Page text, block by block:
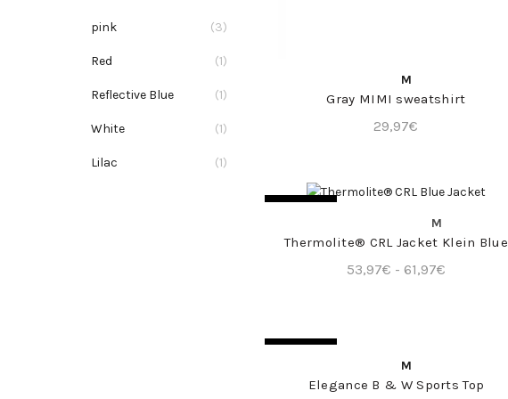
COMPRA RÁPIDA
M
Gray MIMI sweatshirt
29,97€
SOLD OUT
COMPRA RÁPIDA
M
Thermolite® CRL Jacket Klein Blue
53,97€ - 61,97€Rango
hasta
COMPRA RÁPIDA
M
Elegance B & W Sports Top
pink (3)
Red (1)
Reflective Blue (1)
White (1)
Lilac (1)